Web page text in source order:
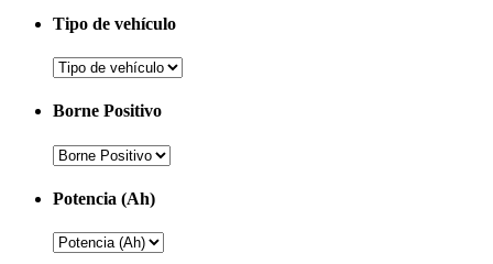
Tipo de vehículo
Borne Positivo
Potencia (Ah)